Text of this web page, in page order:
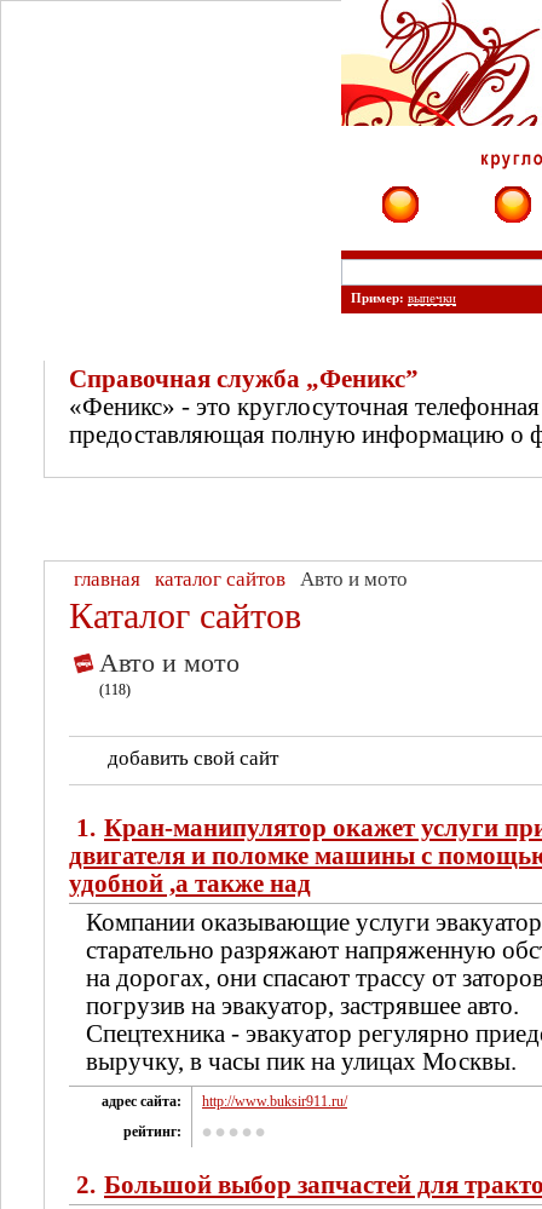
Пример: выпечки
Справочная служба „Феникс”
«Феникс» - это круглосуточная
предоставляющая полную информацию о
главная каталог сайтов Авто и мото
Каталог сайтов
Авто и мото
(118)
добавить свой сайт
1. Кран-манипулятор окажет услуги
двигателя и поломке машины с
удобной ,а также над
Компании оказывающие услуги
старательно разряжают напряженную
на дорогах, они спасают трассу от
погрузив на эвакуатор, застрявшее авто.
Спецтехника - эвакуатор регулярно
выручку, в часы пик на улицах Москвы.
адрес сайта:
http://www.buksir911.ru/
рейтинг:
2. Большой выбор запчастей для